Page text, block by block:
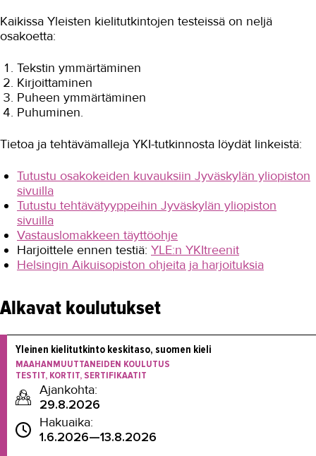
Kaikissa Yleisten kielitutkintojen testeissä on neljä
osakoetta:
Tekstin ymmärtäminen
Kirjoittaminen
Puheen ymmärtäminen
Puhuminen.
Tietoa ja tehtävämalleja YKI-tutkinnosta löydät linkeistä:
Tutustu osakokeiden kuvauksiin Jyväskylän yliopiston
sivuilla
Tutustu tehtävätyyppeihin Jyväskylän yliopiston
sivuilla
Vastauslomakkeen täyttöohje
Harjoittele ennen testiä: YLE:n YKItreenit
Helsingin Aikuisopiston ohjeita ja harjoituksia
Alkavat koulutukset
Yleinen kielitutkinto keskitaso, suomen kieli
MAAHANMUUTTANEIDEN KOULUTUS
TESTIT, KORTIT, SERTIFIKAATIT
Ajankohta:
29.8.2026
Hakuaika:
1.6.2026—13.8.2026